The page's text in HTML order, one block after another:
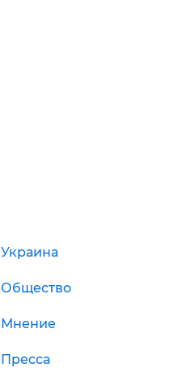
Украина
Общество
Мнение
Пресса